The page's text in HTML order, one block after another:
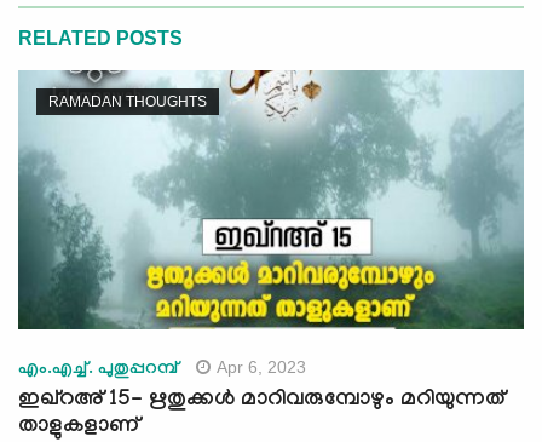
RELATED POSTS
RAMADAN THOUGHTS
എം.എച്ച്. പുതുപ്പറമ്പ് Apr 6, 2023
ഇഖ്റഅ് 15- ഋതുക്കള്‍ മാറിവരുമ്പോഴും മറിയുന്നത്
താളുകളാണ്